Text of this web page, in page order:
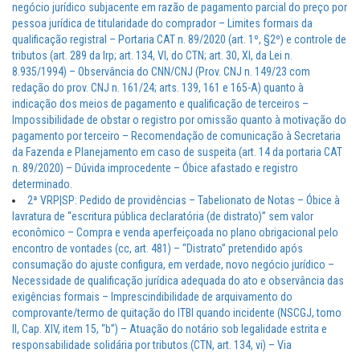
negócio jurídico subjacente em razão de pagamento parcial do preço por
pessoa jurídica de titularidade do comprador – Limites formais da
qualificação registral – Portaria CAT n. 89/2020 (art. 1º, §2º) e controle de
tributos (art. 289 da lrp; art. 134, VI, do CTN; art. 30, XI, da Lei n.
8.935/1994) – Observância do CNN/CNJ (Prov. CNJ n. 149/23 com
redação do prov. CNJ n. 161/24; arts. 139, 161 e 165-A) quanto à
indicação dos meios de pagamento e qualificação de terceiros –
Impossibilidade de obstar o registro por omissão quanto à motivação do
pagamento por terceiro – Recomendação de comunicação à Secretaria
da Fazenda e Planejamento em caso de suspeita (art. 14 da portaria CAT
n. 89/2020) – Dúvida improcedente – Óbice afastado e registro
determinado.
2ª VRP|SP: Pedido de providências – Tabelionato de Notas – Óbice à
lavratura de “escritura pública declaratória (de distrato)” sem valor
econômico – Compra e venda aperfeiçoada no plano obrigacional pelo
encontro de vontades (cc, art. 481) – “Distrato” pretendido após
consumação do ajuste configura, em verdade, novo negócio jurídico –
Necessidade de qualificação jurídica adequada do ato e observância das
exigências formais – Imprescindibilidade de arquivamento do
comprovante/termo de quitação do ITBI quando incidente (NSCGJ, tomo
II, Cap. XIV, item 15, “b”) – Atuação do notário sob legalidade estrita e
responsabilidade solidária por tributos (CTN, art. 134, vi) – Via